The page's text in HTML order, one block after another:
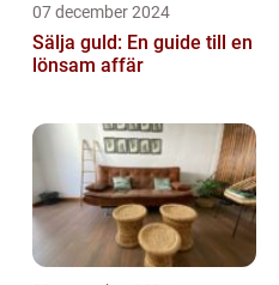
07 december 2024
Sälja guld: En guide till en
lönsam affär